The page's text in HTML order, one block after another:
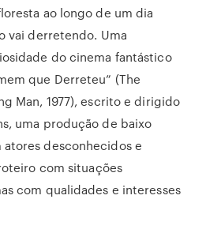
ao longo de um dia
vai derretendo. Uma
do cinema fantástico
que Derreteu” (The
Man, 1977), escrito e dirigido
uma produção de baixo
desconhecidos e
com situações
com qualidades e interesses